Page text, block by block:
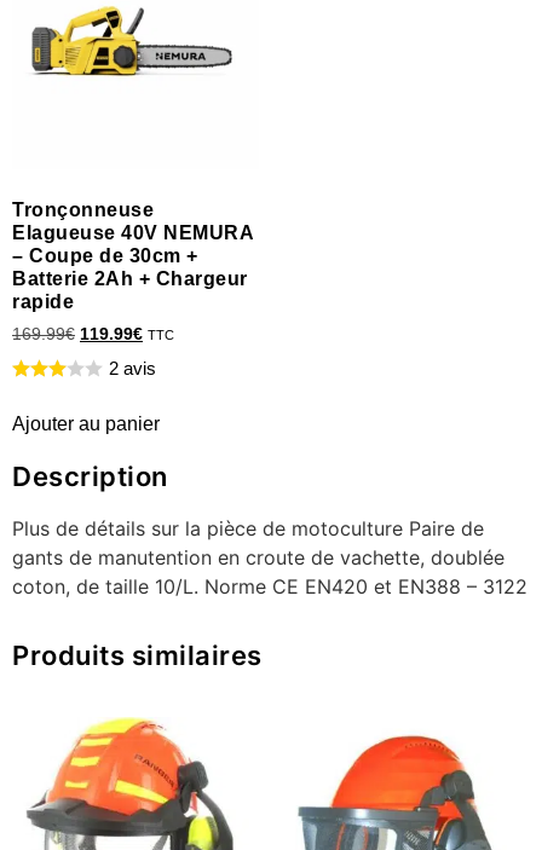
Tronçonneuse
Elagueuse 40V NEMURA
– Coupe de 30cm +
Batterie 2Ah + Chargeur
rapide
169.99€ 119.99€ TTC
2 avis
Ajouter au panier
Description
Plus de détails sur la pièce de motoculture Paire de
gants de manutention en croute de vachette, doublée
coton, de taille 10/L. Norme CE EN420 et EN388 – 3122
Produits similaires